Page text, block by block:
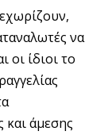
να
οι ίδιοι το
και άμεσης